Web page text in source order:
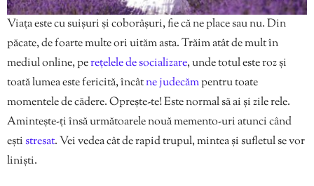
Viața este cu suișuri și coborâșuri, fie că ne place sau nu. Din
păcate, de foarte multe ori uităm asta. Trăim atât de mult în
mediul online, perețelele de socializare, unde totul este roz și
toată lumea este fericită, încâtne judecămpentru toate
momentele de cădere. Oprește-te! Este normal să ai și zile rele.
Amintește-ți însă următoarele nouă memento-uri atunci când
eștistresat. Vei vedea cât de rapid trupul, mintea și sufletul se vor
liniști.